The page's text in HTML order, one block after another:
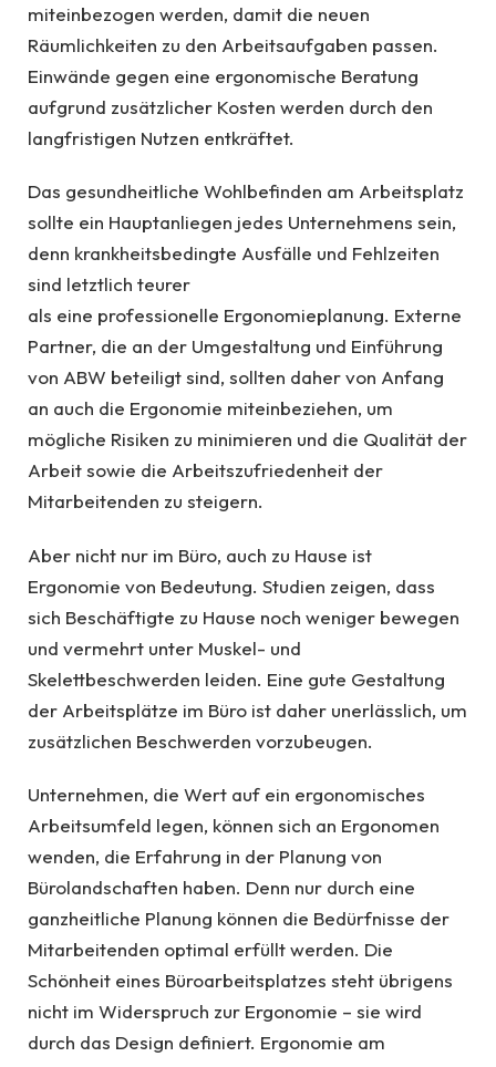
miteinbezogen werden, damit die neuen
Räumlichkeiten zu den Arbeitsaufgaben passen.
Einwände gegen eine ergonomische Beratung
aufgrund zusätzlicher Kosten werden durch den
langfristigen Nutzen entkräftet.
Das gesundheitliche Wohlbefinden am Arbeitsplatz
sollte ein Hauptanliegen jedes Unternehmens sein,
denn krankheitsbedingte Ausfälle und Fehlzeiten
sind letztlich teurer
als eine professionelle Ergonomieplanung. Externe
Partner, die an der Umgestaltung und Einführung
von ABW beteiligt sind, sollten daher von Anfang
an auch die Ergonomie miteinbeziehen, um
mögliche Risiken zu minimieren und die Qualität der
Arbeit sowie die Arbeitszufriedenheit der
Mitarbeitenden zu steigern.
Aber nicht nur im Büro, auch zu Hause ist
Ergonomie von Bedeutung. Studien zeigen, dass
sich Beschäftigte zu Hause noch weniger bewegen
und vermehrt unter Muskel- und
Skelettbeschwerden leiden. Eine gute Gestaltung
der Arbeitsplätze im Büro ist daher unerlässlich, um
zusätzlichen Beschwerden vorzubeugen.
Unternehmen, die Wert auf ein ergonomisches
Arbeitsumfeld legen, können sich an Ergonomen
wenden, die Erfahrung in der Planung von
Bürolandschaften haben. Denn nur durch eine
ganzheitliche Planung können die Bedürfnisse der
Mitarbeitenden optimal erfüllt werden. Die
Schönheit eines Büroarbeitsplatzes steht übrigens
nicht im Widerspruch zur Ergonomie – sie wird
durch das Design definiert. Ergonomie am